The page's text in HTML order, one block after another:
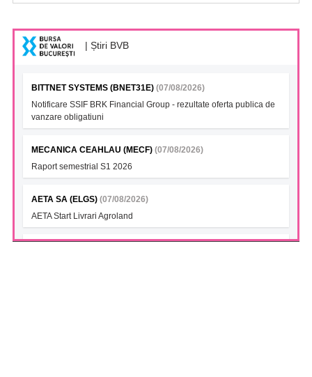
| Știri BVB
BITTNET SYSTEMS (BNET31E) (07/08/2026)
Notificare SSIF BRK Financial Group - rezultate oferta publica de
vanzare obligatiuni
MECANICA CEAHLAU (MECF) (07/08/2026)
Raport semestrial S1 2026
AETA SA (ELGS) (07/08/2026)
AETA Start Livrari Agroland